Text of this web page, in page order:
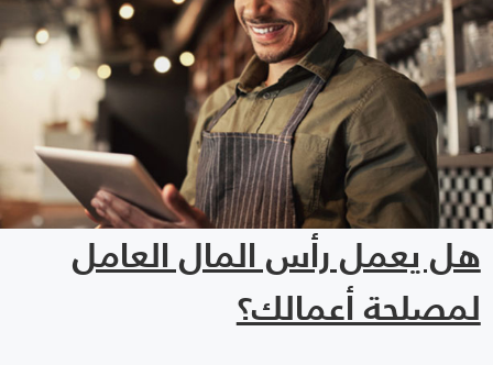
هل يعمل رأس المال العامل
لمصلحة أعمالك؟